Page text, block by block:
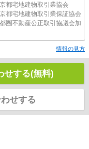
都宅地建物取引業協会
都宅地建物取引業保証協会
圏不動産公正取引協議会加
情報の見方
せする(無料)
せする